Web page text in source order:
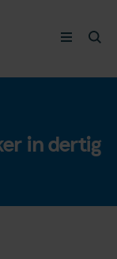
in dertig